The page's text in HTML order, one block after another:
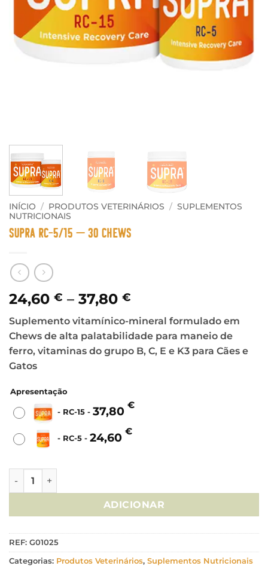
INÍCIO / PRODUTOS VETERINÁRIOS / SUPLEMENTOS
NUTRICIONAIS
Supra RC-5/15 – 30 Chews
24,60 € – 37,80 €
range:
24,60 €
through
37,80 €
Suplemento vitamínico-mineral formulado em
Chews de alta palatabilidade para maneio de
ferro, vitaminas do grupo B, C, E e K3 para Cães e
Gatos
Apresentação
- RC-15 - 37,80 €
- RC-5 - 24,60 €
Quantidade de Supra RC-5/15 - 30 Chews
ADICIONAR
REF: G01025
Categorias: Produtos Veterinários, Suplementos Nutricionais